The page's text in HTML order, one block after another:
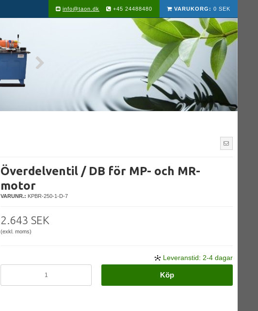
VARUKORG: 0 SEK
info@taon.dk +45 24488480
Överdelventil / DB för MP- och MR-
motor
VARUNR.: KPBR-250-1-D-7
2.643 SEK
(exkl. moms)
Leveranstid: 2-4 dagar
Köp